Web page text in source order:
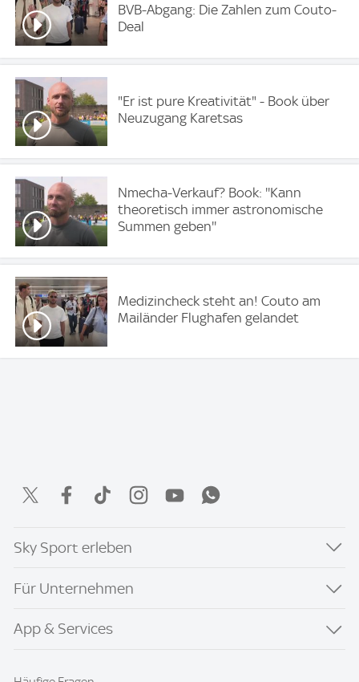
BVB-Abgang: Die Zahlen zum Couto-
Deal
"Er ist pure Kreativität" - Book über
Neuzugang Karetsas
Nmecha-Verkauf? Book: ''Kann
theoretisch immer astronomische
Summen geben''
Medizincheck steht an! Couto am
Mailänder Flughafen gelandet
Sky Sport erleben
Für Unternehmen
App & Services